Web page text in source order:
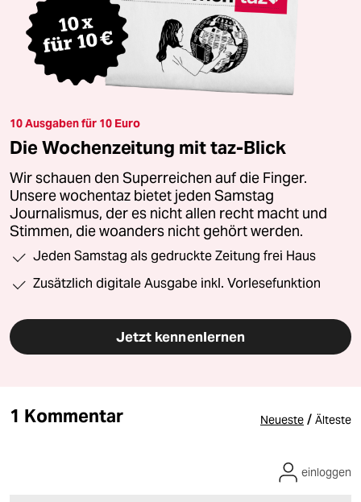
10 Ausgaben für 10 Euro
Die Wochenzeitung mit taz-Blick
Wir schauen den Superreichen auf die Finger.
Unsere wochentaz bietet jeden Samstag
Journalismus, der es nicht allen recht macht und
Stimmen, die woanders nicht gehört werden.
Jeden Samstag als gedruckte Zeitung frei Haus
Zusätzlich digitale Ausgabe inkl. Vorlesefunktion
Jetzt kennenlernen
1 Kommentar Neueste / Älteste
einloggen